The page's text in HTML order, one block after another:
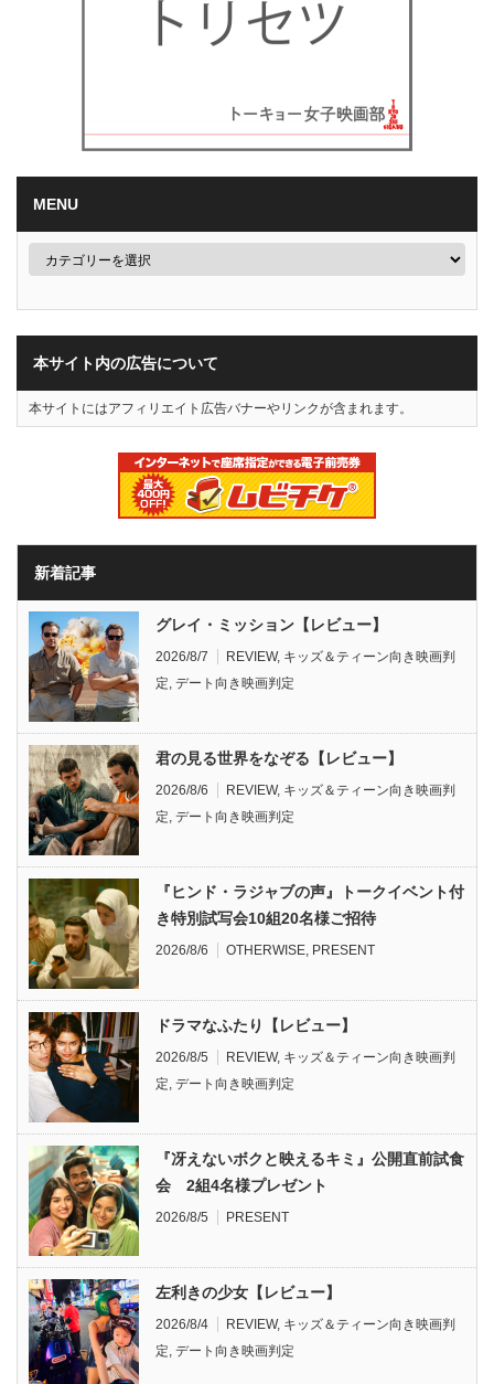
MENU
本サイト内の広告について
本サイトにはアフィリエイト広告バナーやリンクが含まれます。
新着記事
グレイ・ミッション【レビュー】
2026/8/7 REVIEW, キッズ＆ティーン向き映画判
定 デート向き映画判定
君の見る世界をなぞる【レビュー】
2026/8/6 REVIEW, キッズ＆ティーン向き映画判
定 デート向き映画判定
『ヒンド・ラジャブの声』トークイベント付
き特別試写会10組20名様ご招待
2026/8/6 OTHERWISE PRESENT
ドラマなふたり【レビュー】
2026/8/5 REVIEW, キッズ＆ティーン向き映画判
定 デート向き映画判定
『冴えないボクと映えるキミ』公開直前試食
会 2組4名様プレゼント
2026/8/5 PRESENT
左利きの少女【レビュー】
2026/8/4 REVIEW, キッズ＆ティーン向き映画判
定 デート向き映画判定